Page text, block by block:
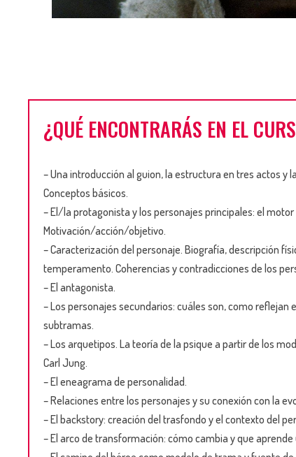
¿QUÉ ENCONTRARÁS EN EL
– Una introducción al guion, la estructura en tres actos y
Conceptos básicos.
– El/la protagonista y los personajes principales: el motor
Motivación/acción/objetivo.
– Caracterización del personaje. Biografía, descripción
temperamento. Coherencias y contradicciones de los
– El antagonista.
– Los personajes secundarios: cuáles son, como reflejan
subtramas.
– Los arquetipos. La teoría de la psique a partir de los
Carl Jung.
– El eneagrama de personalidad.
– Relaciones entre los personajes y su conexión con la
– El backstory: creación del trasfondo y el contexto del
– El arco de transformación: cómo cambia y que